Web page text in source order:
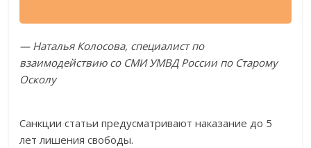
— Наталья Колосова, специалист по
взаимодействию со СМИ УМВД России по Старому
Осколу
Санкции статьи предусматривают наказание до 5
лет лишения свободы.